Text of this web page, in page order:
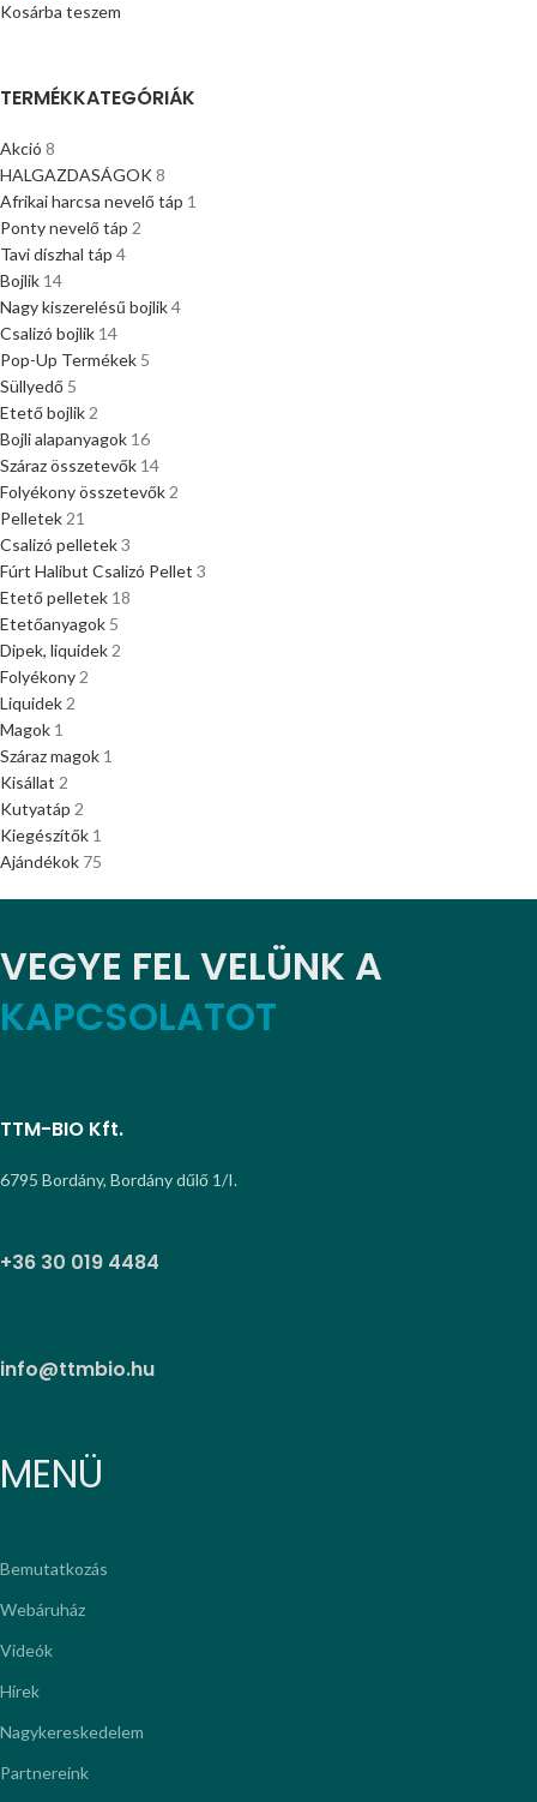
TERMÉKKATEGÓRIÁK
Akció 8
HALGAZDASÁGOK8
Afrikai harcsa nevelő táp 1
Ponty nevelő táp 2
Tavi díszhal táp 4
Bojlik 14
Nagy kiszerelésű bojlik4
Csalizó bojlik 14
Pop-Up Termékek 5
Süllyedő 5
Etető bojlik 2
Bojli alapanyagok 16
Száraz összetevők 14
Folyékony összetevők 2
Pelletek 21
Csalizó pelletek3
Fúrt Halibut Csalizó Pellet 3
Etető pelletek 18
Etetőanyagok 5
Dipek, liquidek 2
Folyékony 2
Liquidek 2
Magok 1
Száraz magok 1
Kisállat 2
Kutyatáp 2
Kiegészítők 1
Ajándékok 75
Kosárba teszem
VEGYE FEL VELÜNK A
KAPCSOLATOT
TTM-BIO Kft.
6795 Bordány, Bordány dűlő 1/I.
+36 30 019 4484
info@ttmbio.hu
MENÜ
Bemutatkozás
Webáruház
Videók
Hírek
Nagykereskedelem
Partnereink